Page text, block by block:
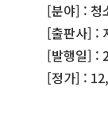
[분야] : 청
[출판사] :
[발행일] :
[정가] :